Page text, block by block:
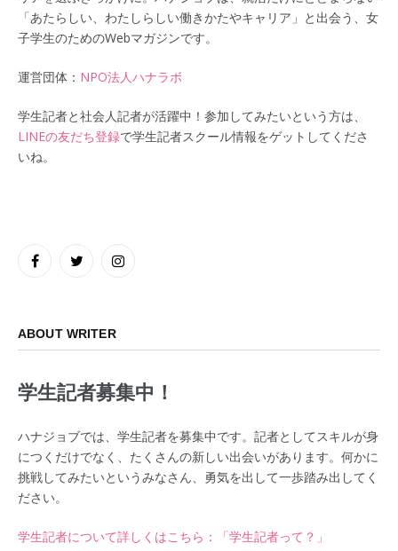
「あたらしい、わたしらしい働きかたやキャリア」と出会う、女
子学生のためのWebマガジンです。
運営団体： NPO法人ハナラボ
学生記者と社会人記者が活躍中！参加してみたいという方は、
LINEの友だち登録で学生記者スクール情報をゲットしてくださ
いね。
FacebookTwitter Instagram
ABOUT WRITER
学生記者募集中！
ハナジョブでは、学生記者を募集中です。記者としてスキルが身
につくだけでなく、たくさんの新しい出会いがあります。何かに
挑戦してみたいというみなさん、勇気を出して一歩踏み出してく
ださい。
学生記者について詳しくはこちら：「学生記者って？」